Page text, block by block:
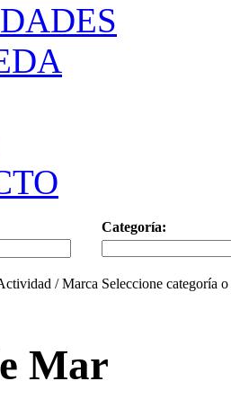
Categoría:
/ Marca Seleccione categoría
Mar